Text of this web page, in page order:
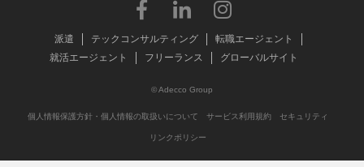
派遣 テックコンサルティング
転職エージェント
就活エージェント
フリーランス グローバルサイト
© Adecco Group
個人情報保護方針・個人情報の取扱いについて サービス利用規約 セキュリティ
リンクポリシー